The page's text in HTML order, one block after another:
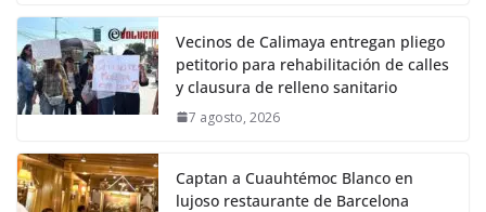
Vecinos de Calimaya entregan pliego
petitorio para rehabilitación de calles
y clausura de relleno sanitario
7 agosto, 2026
Captan a Cuauhtémoc Blanco en
lujoso restaurante de Barcelona